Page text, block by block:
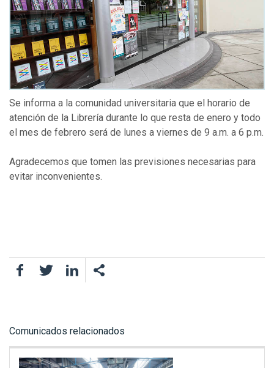
Se informa a la comunidad universitaria que el horario de
atención de la Librería durante lo que resta de enero y todo
el mes de febrero será de lunes a viernes de 9 a.m. a 6 p.m.
Agradecemos que tomen las previsiones necesarias para
evitar inconvenientes.
FacebookTwitter LinkedIn
Comunicados relacionados